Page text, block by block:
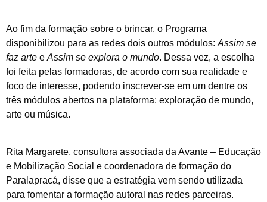
Ao fim da formação sobre o brincar, o Programa
disponibilizou para as redes dois outros módulos:Assim se
faz arte eAssim se explora o mundo. Dessa vez, a escolha
foi feita pelas formadoras, de acordo com sua realidade e
foco de interesse, podendo inscrever-se em um dentre os
três módulos abertos na plataforma: exploração de mundo,
arte ou música.
Rita Margarete, consultora associada da Avante – Educação
e Mobilização Social e coordenadora de formação do
Paralapracá, disse que a estratégia vem sendo utilizada
para fomentar a formação autoral nas redes parceiras.